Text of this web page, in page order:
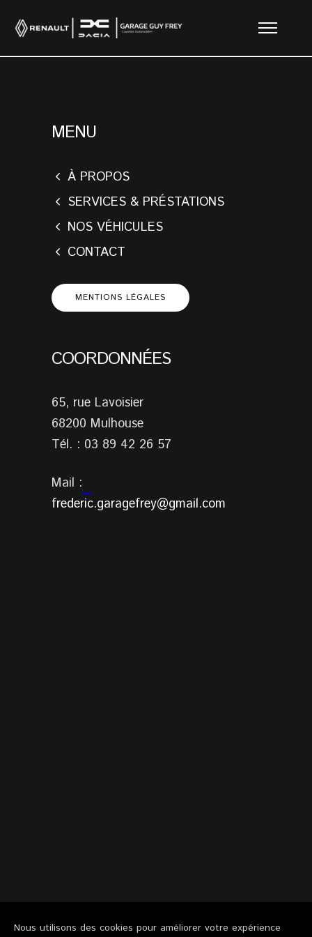
MENU
À PROPOS
SERVICES & PRÉSTATIONS
NOS VÉHICULES
CONTACT
MENTIONS LÉGALES
COORDONNÉES
65, rue Lavoisier
68200 Mulhouse
Tél. : 03 89 42 26 57
Mail :
frederic.garagefrey@gmail.com
Nous utilisons des cookies pour améliorer votre expérience